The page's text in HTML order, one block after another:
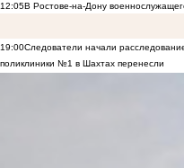
12:05В Ростове-на-Дону
19:00Следователи начали
поликлиники №1 в Шахтах перенесли